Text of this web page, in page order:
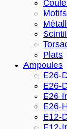
Motifs
Plats
Ampoules
E26-
E26-
E26-
E26-
E12-
E12-